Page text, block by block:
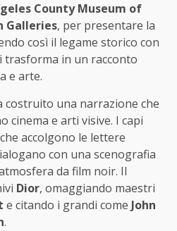
County Museum of
Galleries, per presentare la
così il legame storico con
trasforma in un racconto
e arte.
costruito una narrazione che
cinema e arti visive. I capi
accolgono le lettere
con una scenografia
da film noir. Il
Dior, omaggiando maestri
e citando i grandi come John
.